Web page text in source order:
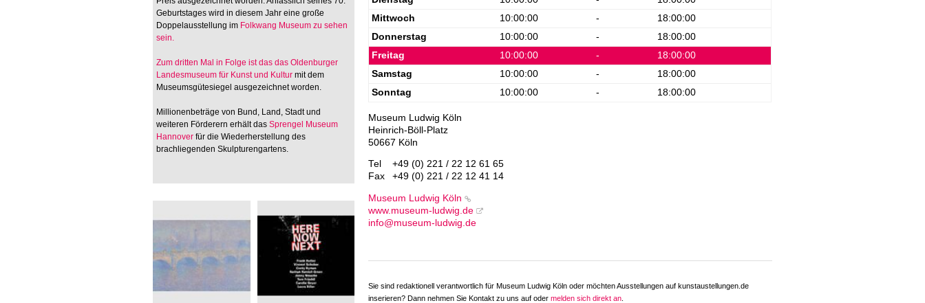
Geburtstages wird in diesem Jahr eine große
Doppelausstellung im Folkwang Museum zu sehen
sein.
Zum dritten Mal in Folge ist das das Oldenburger
Landesmuseum für Kunst und Kultur mit dem
Museumsgütesiegel ausgezeichnet worden.
Millionenbeträge von Bund, Land, Stadt und
weiteren Förderern erhält das Sprengel Museum
Hannover für die Wiederherstellung des
brachliegenden Skulpturengartens.
Mittwoch
10:00:00 -
18:00:00
Donnerstag
10:00:00 -
18:00:00
Freitag
10:00:00 -
18:00:00
Samstag
10:00:00 -
18:00:00
Sonntag
10:00:00 - 18:00:00
Museum Ludwig Köln
Heinrich-Böll-Platz
50667 Köln
Tel
+49 (0) 221 / 22 12 61 65
Fax
+49 (0) 221 / 22 12 41 14
Museum Ludwig Köln
www.museum-ludwig.de
info@museum-ludwig.de
Sie sind redaktionell verantwortlich für Museum Ludwig Köln oder möchten Ausstellungen auf kunstaustellungen.de
inserieren? Dann nehmen Sie Kontakt zu uns auf odermelden sich direkt an